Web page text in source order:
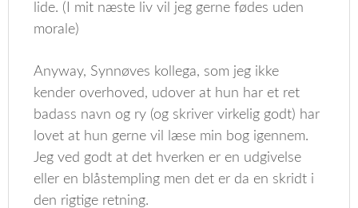
lide. (I mit næste liv vil jeg gerne fødes uden
morale)
Anyway, Synnøves kollega, som jeg ikke
kender overhoved, udover at hun har et ret
badass navn og ry (og skriver virkelig godt) har
lovet at hun gerne vil læse min bog igennem.
Jeg ved godt at det hverken er en udgivelse
eller en blåstempling men det er da en skridt i
den rigtige retning.